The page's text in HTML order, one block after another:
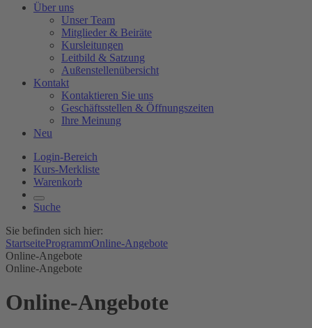
Über uns
Unser Team
Mitglieder & Beiräte
Kursleitungen
Leitbild & Satzung
Außenstellenübersicht
Kontakt
Kontaktieren Sie uns
Geschäftsstellen & Öffnungszeiten
Ihre Meinung
Neu
Login-Bereich
Kurs-Merkliste
Warenkorb
Suche
Sie befinden sich hier:
StartseiteProgrammOnline-Angebote
Online-Angebote
Online-Angebote
Online-Angebote